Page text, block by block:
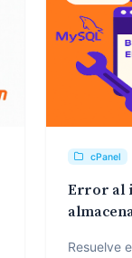
cPanel
Error al
Resuelve